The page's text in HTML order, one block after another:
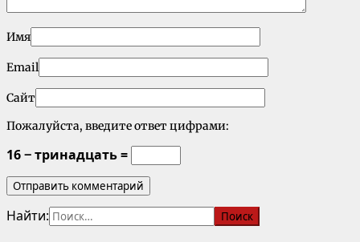
Имя
Email
Сайт
Пожалуйста, введите ответ цифрами:
16 − тринадцать =
Найти: